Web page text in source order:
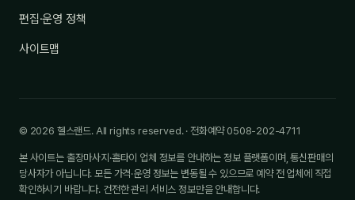
편집·운영 정책
사이트맵
© 2026 헬스랜드. All rights reserved. · 전화예약 0508-202-4711
본 사이트는 출장마사지·홈타이 업체 정보를 안내하는 정보 플랫폼이며, 통신판매의
당사자가 아닙니다. 모든 가격·운영 정보는 변동될 수 있으므로 예약 전 업체에 직접
확인하시기 바랍니다. 건전한 관리 서비스 정보만을 안내합니다.